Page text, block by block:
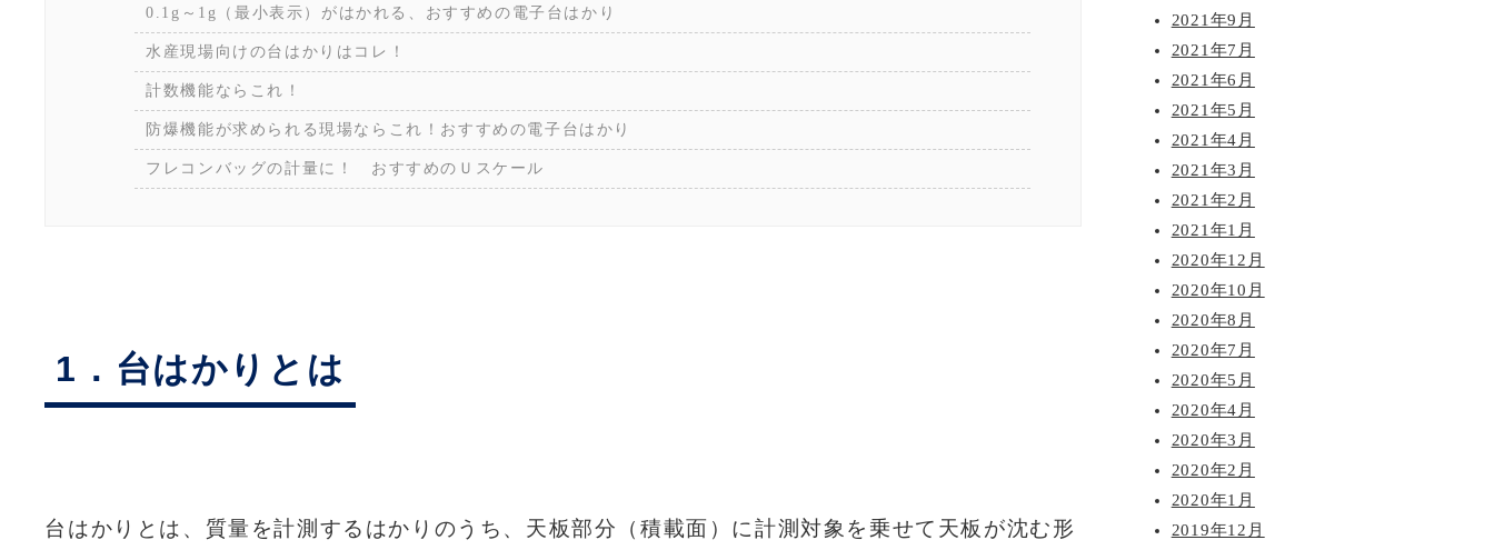
0.1g～1g（最小表示）がはかれる、おすすめの電子台はかり
水産現場向けの台はかりはコレ！
計数機能ならこれ！
防爆機能が求められる現場ならこれ！おすすめの電子台はかり
フレコンバッグの計量に！ おすすめのＵスケール
1．台はかりとは
台はかりとは、質量を計測するはかりのうち、天板部分（積載面）に計測対象を乗せて天板が沈む形
2021年9月
2021年7月
2021年6月
2021年5月
2021年4月
2021年3月
2021年2月
2021年1月
2020年12月
2020年10月
2020年8月
2020年7月
2020年5月
2020年4月
2020年3月
2020年2月
2020年1月
2019年12月